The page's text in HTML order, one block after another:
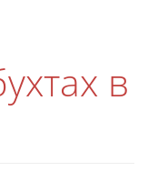
в